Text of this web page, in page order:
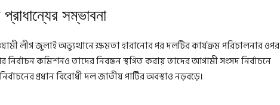
সম্ভাবনা
লীগ জুলাই অভ্যুত্থানে ক্ষমতা হারানোর পর দলটির কার্যক্রম পরিচালনার ওপর
নির্বাচন কমিশনও তাদের নিবন্ধন স্থগিত করায় তাদের আগামী সংসদ নির্বাচনে
প্রধান বিরোধী দল জাতীয় পার্টির অবস্থাও নড়বড়ে।